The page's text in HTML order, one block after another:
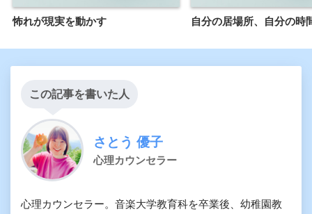
怖れが現実を動かす 自分の居場所、自分の時
この記事を書いた人
さとう 優子
心理カウンセラー
心理カウンセラー。音楽大学教育科を卒業後、幼稚園教